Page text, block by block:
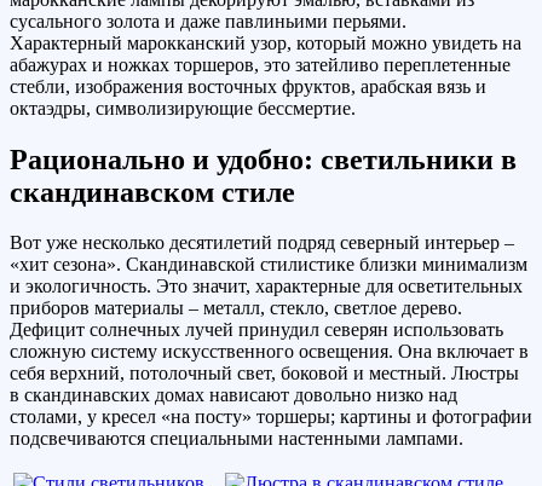
сусального золота и даже павлиньими перьями.
Характерный марокканский узор, который можно увидеть на
абажурах и ножках торшеров, это затейливо переплетенные
стебли, изображения восточных фруктов, арабская вязь и
октаэдры, символизирующие бессмертие.
Рационально и удобно: светильники в
скандинавском стиле
Вот уже несколько десятилетий подряд северный интерьер –
«хит сезона». Скандинавской стилистике близки минимализм
и экологичность. Это значит, характерные для осветительных
приборов материалы – металл, стекло, светлое дерево.
Дефицит солнечных лучей принудил северян использовать
сложную систему искусственного освещения. Она включает в
себя верхний, потолочный свет, боковой и местный. Люстры
в скандинавских домах нависают довольно низко над
столами, у кресел «на посту» торшеры; картины и фотографии
подсвечиваются специальными настенными лампами.